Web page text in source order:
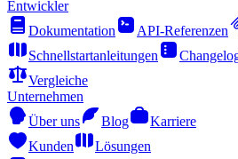
Entwickler
Dokumentation
API-Referenzen
Schnellstartanleitungen
Vergleiche
Unternehmen
Über uns
Blog
Karriere
Kunden
Lösungen